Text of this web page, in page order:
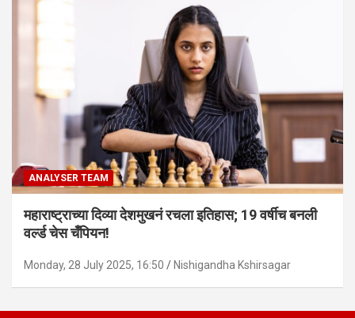
ANALYSER TEAM
महाराष्ट्राच्या दिव्या देशमुखनं रचला इतिहास; 19 वर्षीच बनली
वर्ल्ड चेस चँपियन!
Monday, 28 July 2025, 16:50 Nishigandha Kshirsagar